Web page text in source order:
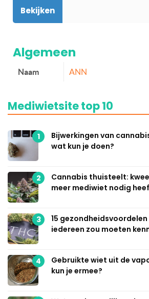
Bekijken
Algemeen
Naam ANN
Mediwietsite top 10
1
Bijwerkingen van
wat kun je doen?
2
Cannabis thuisteelt:
meer mediwiet nodig
3
15 gezondheidsvoordelen
iedereen zou moeten
4
Gebruikte wiet uit de
kun je ermee?